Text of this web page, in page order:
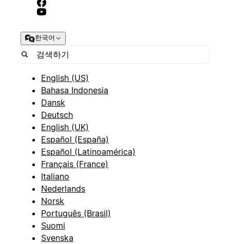
한국어
English (US)
Bahasa Indonesia
Dansk
Deutsch
English (UK)
Español (España)
Español (Latinoamérica)
Français (France)
Italiano
Nederlands
Norsk
Português (Brasil)
Suomi
Svenska